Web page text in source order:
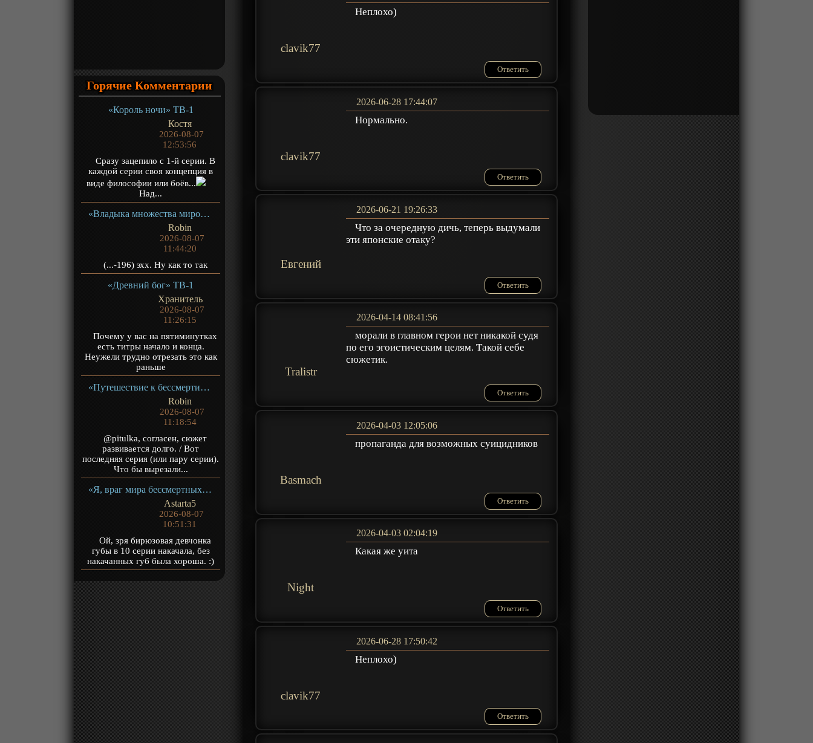
Горячие Комментарии
«Король ночи» ТВ-1
Костя
2026-08-07
12:53:56
Сразу зацепило с 1-й серии. В
каждой серии своя концепция в
виде философии или боёв...
Над...
«Владыка множества миров 3» ТВ-3
Robin
2026-08-07
11:44:20
(...-196) эхх. Ну как то так
«Древний бог» ТВ-1
Хранитель
2026-08-07
11:26:15
Почему у вас на пятиминутках
есть титры начало и конца.
Неужели трудно отрезать это как
раньше
«Путешествие к бессмертию 5» ТВ-5
Robin
2026-08-07
11:18:54
@pitulka, согласен, сюжет
развивается долго. / Вот
последняя серия (или пару серии).
Что бы вырезали...
«Я, враг мира бессмертных» ТВ-1
Astarta5
2026-08-07
10:51:31
Ой, зря бирюзовая девчонка
губы в 10 серии накачала, без
накачанных губ была хороша. :)
clavik77
Неплохо)
Ответить
clavik77
2026-06-28 17:44:07
Нормально.
Ответить
Евгений
2026-06-21 19:26:33
Что за очередную дичь, теперь выдумали
эти японские отаку?
Ответить
Tralistr
2026-04-14 08:41:56
морали в главном герои нет никакой судя
по его эгоистическим целям. Такой себе
сюжетик.
Ответить
Basmach
2026-04-03 12:05:06
пропаганда для возможных суицидников
Ответить
Night
2026-04-03 02:04:19
Какая же уита
Ответить
clavik77
2026-06-28 17:50:42
Неплохо)
Ответить